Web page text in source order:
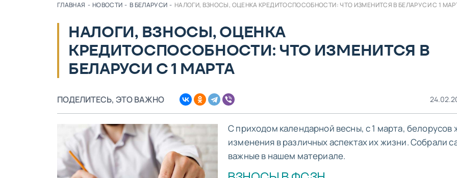
ГЛАВНАЯ - НОВОСТИ - В БЕЛАРУСИ - НАЛОГИ, ВЗНОСЫ, ОЦЕНКА КРЕДИТОСПОСОБНОСТИ: ЧТО ИЗМЕНИТСЯ В БЕЛАРУСИ С 1
НАЛОГИ, ВЗНОСЫ, ОЦЕНКА
КРЕДИТОСПОСОБНОСТИ: ЧТО ИЗМЕНИТСЯ В
БЕЛАРУСИ С 1 МАРТА
ПОДЕЛИТЕСЬ, ЭТО ВАЖНО
С приходом календарной весны, с 1 марта, белорусов
изменения в различных аспектах их жизни. Собрали
важные в нашем материале.